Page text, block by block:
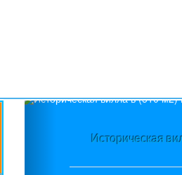
Историческая
Previous